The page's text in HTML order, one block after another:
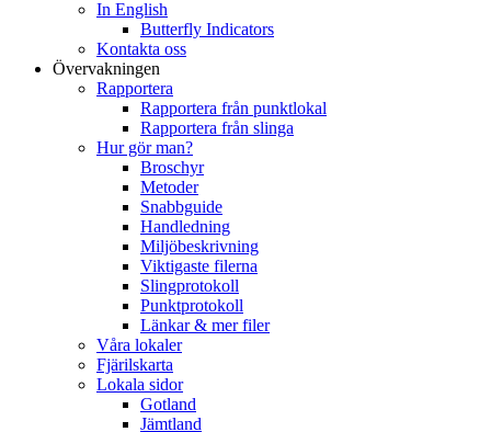
In English
Butterfly Indicators
Kontakta oss
Övervakningen
Rapportera
Rapportera från punktlokal
Rapportera från slinga
Hur gör man?
Broschyr
Metoder
Snabbguide
Handledning
Miljöbeskrivning
Viktigaste filerna
Slingprotokoll
Punktprotokoll
Länkar & mer filer
Våra lokaler
Fjärilskarta
Lokala sidor
Gotland
Jämtland